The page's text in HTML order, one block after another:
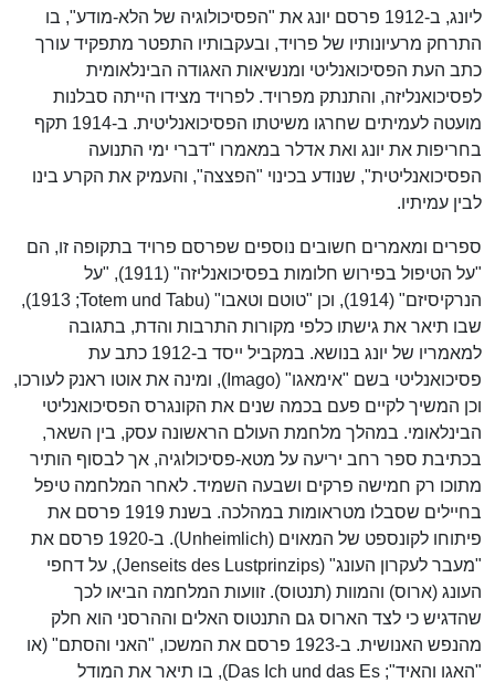
ליונג, ב-1912 פרסם יונג את "הפסיכולוגיה של הלא-מודע", בו
התרחק מרעיונותיו של פרויד, ובעקבותיו התפטר מתפקיד עורך
כתב העת הפסיכואנליטי ומנשיאות האגודה הבינלאומית
לפסיכואנליזה, והתנתק מפרויד. לפרויד מצידו הייתה סבלנות
מועטה לעמיתים שחרגו משיטתו הפסיכואנליטית. ב-1914 תקף
בחריפות את יונג ואת אדלר במאמרו "דברי ימי התנועה
הפסיכואנליטית", שנודע בכינוי "הפצצה", והעמיק את הקרע בינו
לבין עמיתיו.
ספרים ומאמרים חשובים נוספים שפרסם פרויד בתקופה זו, הם
"על הטיפול בפירוש חלומות בפסיכואנליזה" (1911), "על
הנרקיסיזם" (1914), וכן "טוטם וטאבו" (Totem und Tabu;‏ 1913),
שבו תיאר את גישתו כלפי מקורות התרבות והדת, בתגובה
למאמריו של יונג בנושא. במקביל ייסד ב-1912 כתב עת
פסיכואנליטי בשם "אימאגו" (Imago), ומינה את אוטו ראנק לעורכו,
וכן המשיך לקיים פעם בכמה שנים את הקונגרס הפסיכואנליטי
הבינלאומי. במהלך מלחמת העולם הראשונה עסק, בין השאר,
בכתיבת ספר רחב יריעה על מטא-פסיכולוגיה, אך לבסוף הותיר
מתוכו רק חמישה פרקים ושבעה השמיד. לאחר המלחמה טיפל
בחיילים שסבלו מטראומות במהלכה. בשנת 1919 פרסם את
פיתוחו לקונספט של המאוים (Unheimlich). ב-1920 פרסם את
"מעבר לעקרון העונג" (Jenseits des Lustprinzips), על דחפי
העונג (ארוס) והמוות (תנטוס). זוועות המלחמה הביאו לכך
שהדגיש כי לצד הארוס גם התנטוס האלים וההרסני הוא חלק
מהנפש האנושית. ב-1923 פרסם את המשכו, "האני והסתם" (או
"האגו והאיד"; Das Ich und das Es), בו תיאר את המודל